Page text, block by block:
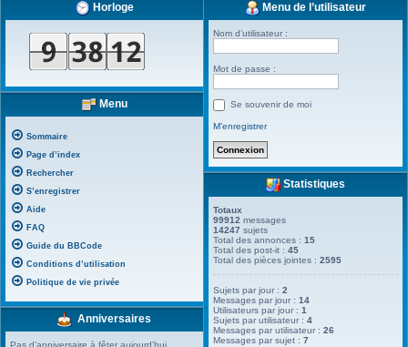
Horloge
Menu
Sommaire
Page d’index
Rechercher
S’enregistrer
Aide
FAQ
Guide du BBCode
Conditions d’utilisation
Politique de vie privée
Anniversaires
Pas d’anniversaire à fêter aujourd’hui
Menu de l’utilisateur
Nom d’utilisateur :
Mot de passe :
Se souvenir de moi
M’enregistrer
Statistiques
Totaux
99912 messages
14247 sujets
Total des annonces :15
Total des post-it :45
Total des pièces jointes :2595
Sujets par jour :2
Messages par jour :14
Utilisateurs par jour :1
Sujets par utilisateur :4
Messages par utilisateur :26
Messages par sujet :7